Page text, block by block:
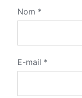
Nom *
E-mail *